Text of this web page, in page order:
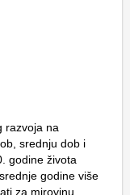
razvoja na
srednju dob i
godine života
godine više
za mirovinu,